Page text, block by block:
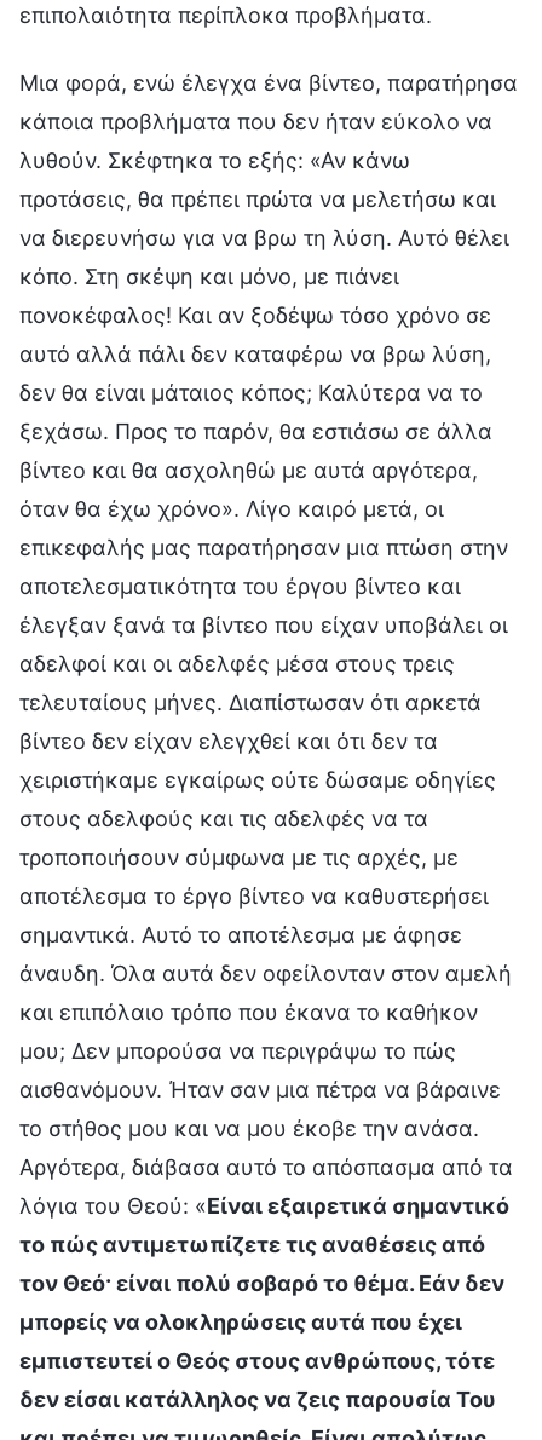
επιπολαιότητα περίπλοκα προβλήματα.
Μια φορά, ενώ έλεγχα ένα βίντεο, παρατήρησα
κάποια προβλήματα που δεν ήταν εύκολο να
λυθούν. Σκέφτηκα το εξής: «Αν κάνω
προτάσεις, θα πρέπει πρώτα να μελετήσω και
να διερευνήσω για να βρω τη λύση. Αυτό θέλει
κόπο. Στη σκέψη και μόνο, με πιάνει
πονοκέφαλος! Και αν ξοδέψω τόσο χρόνο σε
αυτό αλλά πάλι δεν καταφέρω να βρω λύση,
δεν θα είναι μάταιος κόπος; Καλύτερα να το
ξεχάσω. Προς το παρόν, θα εστιάσω σε άλλα
βίντεο και θα ασχοληθώ με αυτά αργότερα,
όταν θα έχω χρόνο». Λίγο καιρό μετά, οι
επικεφαλής μας παρατήρησαν μια πτώση στην
αποτελεσματικότητα του έργου βίντεο και
έλεγξαν ξανά τα βίντεο που είχαν υποβάλει οι
αδελφοί και οι αδελφές μέσα στους τρεις
τελευταίους μήνες. Διαπίστωσαν ότι αρκετά
βίντεο δεν είχαν ελεγχθεί και ότι δεν τα
χειριστήκαμε εγκαίρως ούτε δώσαμε οδηγίες
στους αδελφούς και τις αδελφές να τα
τροποποιήσουν σύμφωνα με τις αρχές, με
αποτέλεσμα το έργο βίντεο να καθυστερήσει
σημαντικά. Αυτό το αποτέλεσμα με άφησε
άναυδη. Όλα αυτά δεν οφείλονταν στον αμελή
και επιπόλαιο τρόπο που έκανα το καθήκον
μου; Δεν μπορούσα να περιγράψω το πώς
αισθανόμουν. Ήταν σαν μια πέτρα να βάραινε
το στήθος μου και να μου έκοβε την ανάσα.
Αργότερα, διάβασα αυτό το απόσπασμα από τα
λόγια του Θεού: «Είναι εξαιρετικά σημαντικό
το πώς αντιμετωπίζετε τις αναθέσεις από
τον Θεό· είναι πολύ σοβαρό το θέμα. Εάν δεν
μπορείς να ολοκληρώσεις αυτά που έχει
εμπιστευτεί ο Θεός στους ανθρώπους, τότε
δεν είσαι κατάλληλος να ζεις παρουσία Του